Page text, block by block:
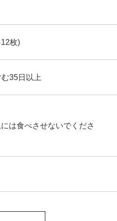
枚)
35日以上
は食べさせないでくださ